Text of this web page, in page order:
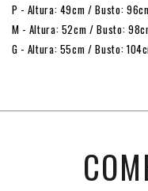
P - Altura: 49cm / Busto:
M - Altura: 52cm / Busto:
G - Altura: 55cm / Busto: